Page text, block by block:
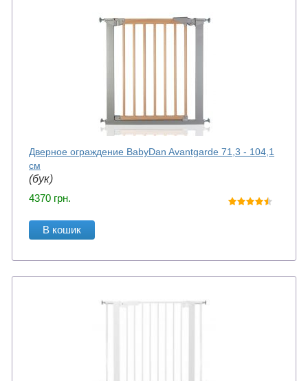
Дверное ограждение BabyDan Avantgarde 71,3 - 104,1
см
(бук)
4370 грн.
В кошик